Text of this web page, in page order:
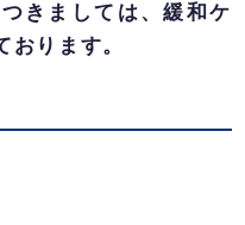
きましては、緩和ケ
おります。